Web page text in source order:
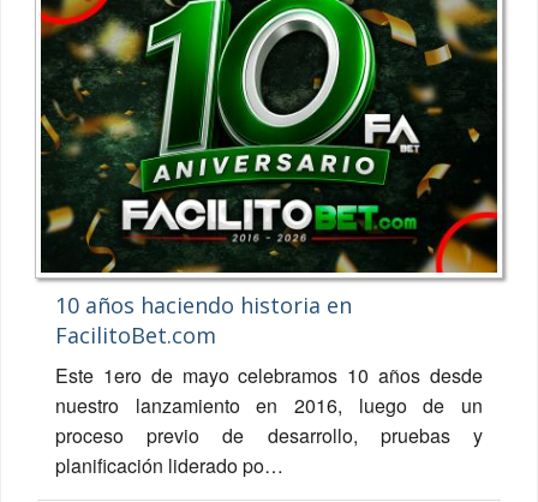
10 años haciendo historia en
FacilitoBet.com
Este 1ero de mayo celebramos 10 años desde
nuestro lanzamiento en 2016, luego de un
proceso previo de desarrollo, pruebas y
planificación liderado po…